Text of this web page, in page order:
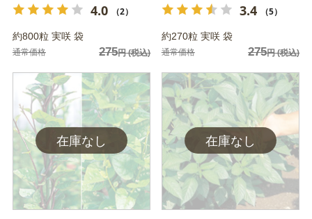
4.0 （2）
約800粒 実咲 袋
通常価格 275円(税込)
3.4 （5）
約270粒 実咲 袋
通常価格 275円(税込)